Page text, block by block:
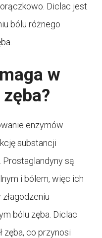
Diclac jest
bólu różnego
w
enzymów
substancji
Prostaglandyny są
i bólem, więc ich
bólu zęba. Diclac
zęba, co przynosi